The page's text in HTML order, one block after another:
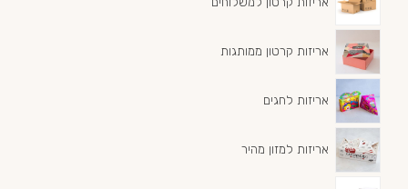
אריזות קרטון ממותגות
אריזות לחגים
אריזות למזון מהיר